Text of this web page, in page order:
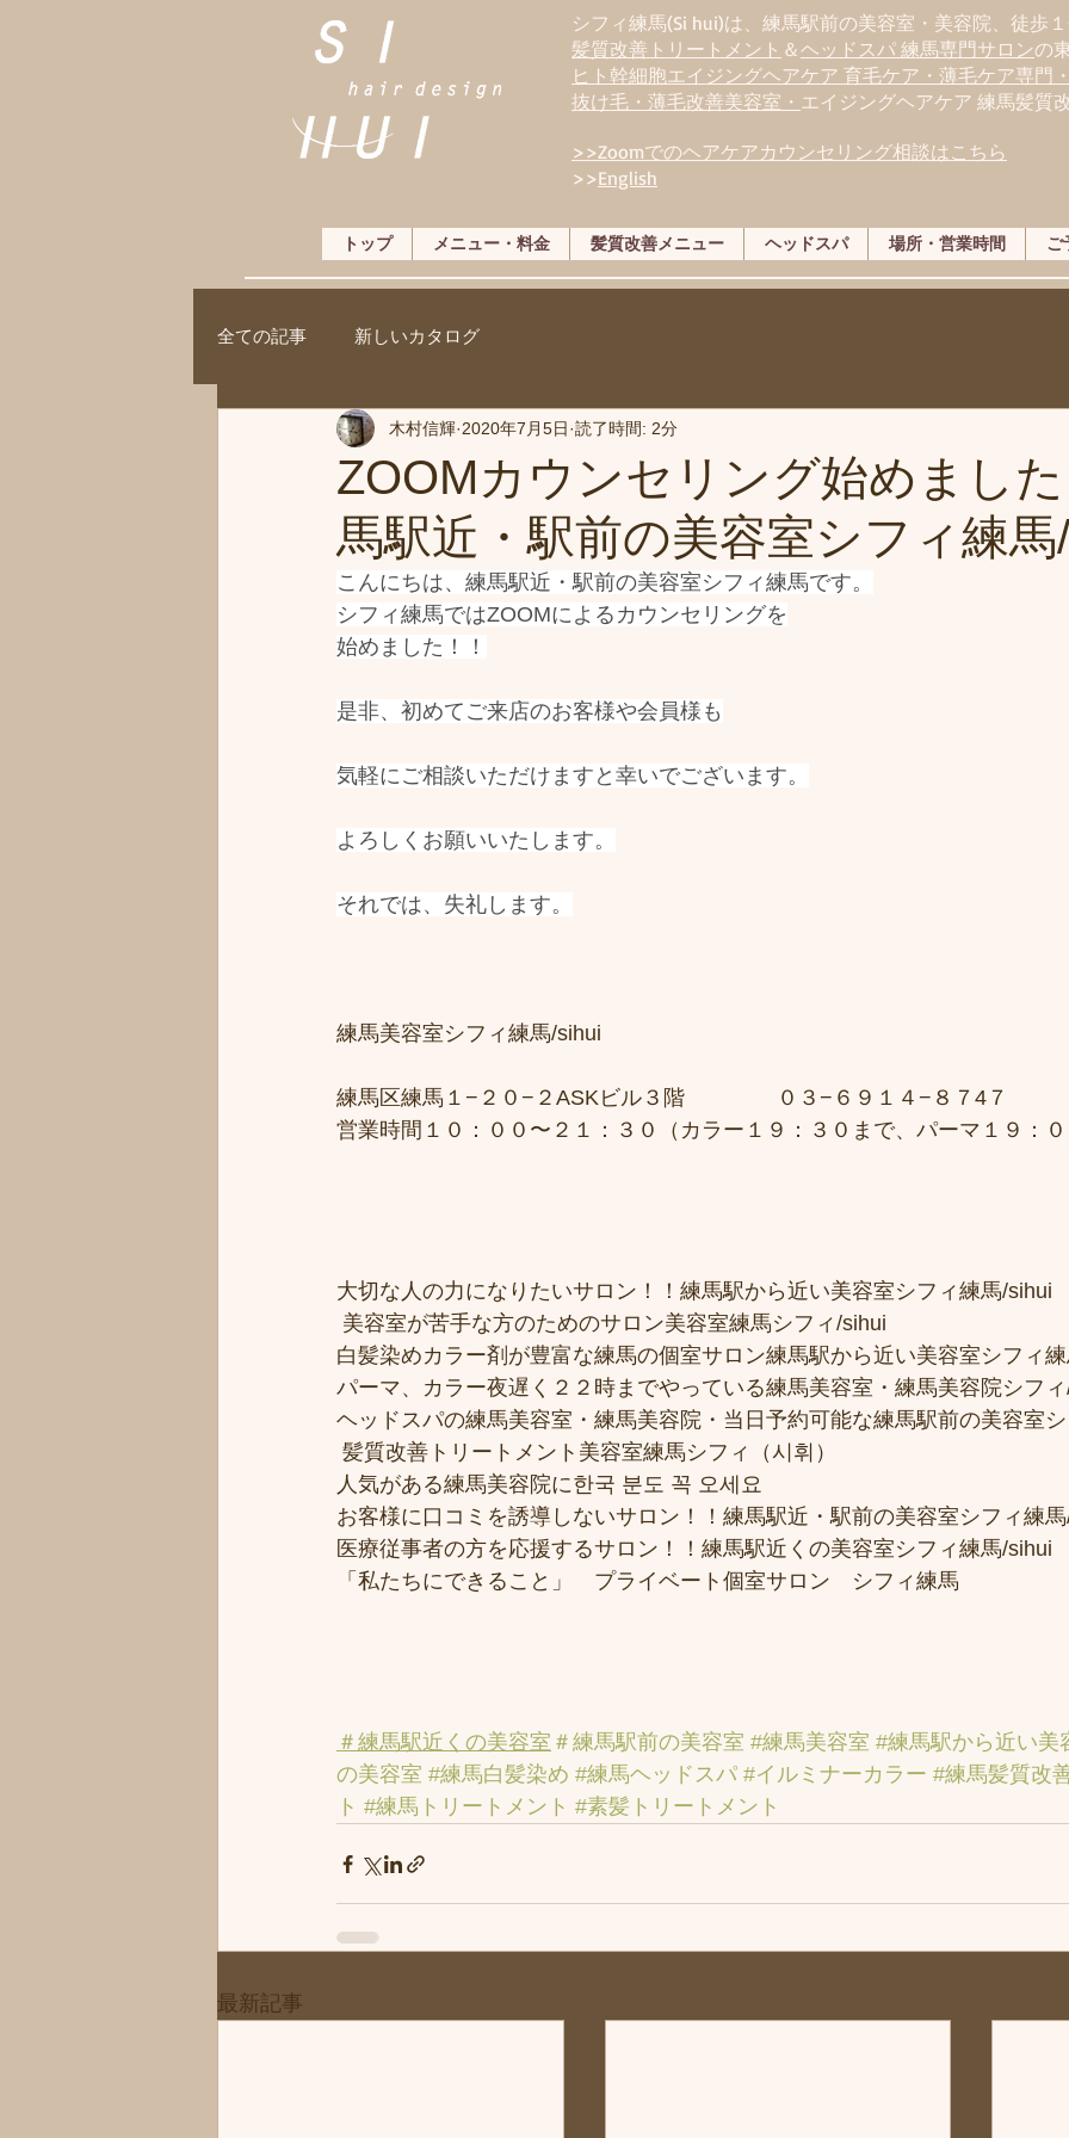
シフィ練馬(Si hui)は、 練馬駅前の美容室・美容院、徒歩
髪質改善トリートメント ＆ヘッドスパ 練馬専門サロンの
ヒト幹細胞エイジングヘアケア 育毛ケア・薄毛ケア専門
抜け毛・薄毛改善美容室・ エイジングヘアケア 練馬髪質
>>Zoomでのヘアケアカウンセリング相談はこちら
>>English
トップ メニュー・料金 髪質改善メニュー ヘッドスパ 場所・営業時間 ご
全ての記事 新しいカタログ
ZOOMカウンセリング始めまし
馬駅近・駅前の美容室シフィ練馬
木村信輝 2020年7月5日 読了時間: 2分
こんにちは、練馬駅近・駅前の美容室シフィ練馬です。
シフィ練馬ではZOOMによるカウンセリングを
始めました！！
是非、初めてご来店のお客様や会員様も
気軽にご相談いただけますと幸いでございます。
よろしくお願いいたします。
それでは、失礼します。
練馬美容室シフィ練馬/sihui
練馬区練馬１−２０−２ASKビル３階 　　　　０３−６９１４−８７4７
営業時間１０：００〜２１：３０（カラー１９：３０まで、パーマ１９：
大切な人の力になりたいサロン！！練馬駅から近い美容室シフィ練馬/sihui
美容室が苦手な方のためのサロン美容室練馬シフィ/sihui
白髪染めカラー剤が豊富な練馬の個室サロン練馬駅から近い美容室シフィ
パーマ、カラー夜遅く２２時までやっている練馬美容室・練馬美容院シフ
ヘッドスパの練馬美容室・練馬美容院・当日予約可能な練馬駅前の美容室
髪質改善トリートメント美容室練馬シフィ（시휘）
人気がある練馬美容院に한국 분도 꼭 오세요
お客様に口コミを誘導しないサロン！！練馬駅近・駅前の美容室シフィ練
医療従事者の方を応援するサロン！！練馬駅近くの美容室シフィ練馬/sihui
「私たちにできること」　プライベート個室サロン　シフィ練馬
＃練馬駅近くの美容室 ＃練馬駅前の美容室 #練馬美容室 #練馬駅から近い美
の美容室 #練馬白髪染め #練馬ヘッドスパ #イルミナーカラー #練馬髪質改
ト #練馬トリートメント #素髪トリートメント
最新記事